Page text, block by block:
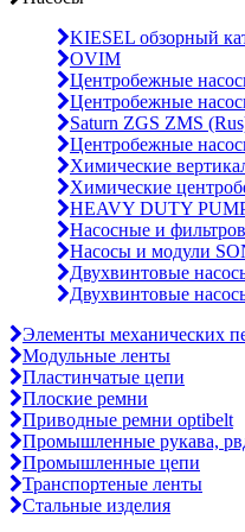
KIESEL обзорный
OVIM
Центробежные
Центробежные
Saturn ZGS ZMS
Центробежные
Химические
Химические
HEAVY DUTY
Насосные и
Насосы и модули
Двухвинтовые
Двухвинтовые
Элементы механических
Модульные ленты
Пластинчатые цепи
Плоские ремни
Приводные ремни optibelt
Промышленные рукава,
Промышленные цепи
Транспортеные ленты
Стальные изделия